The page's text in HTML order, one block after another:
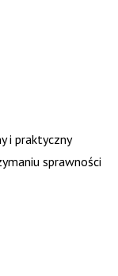
i praktyczny
sprawności